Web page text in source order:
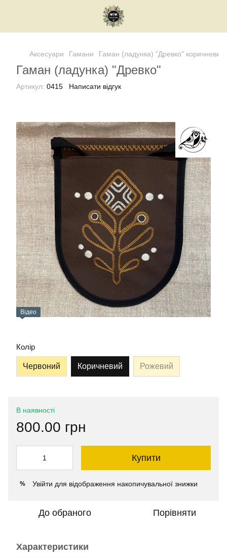
Аксесуари Гамани Гаман (ладунка) "Древко" коричневий
Гаман (ладунка) "Древко"
Артикул: 0415 Написати відгук
Відео
Колір
Червоний Коричневий Рожевий
В наявності
800.00 грн
Купити
% Увійти для відображення накопичувальної знижки
До обраного Порівняти
Характеристики